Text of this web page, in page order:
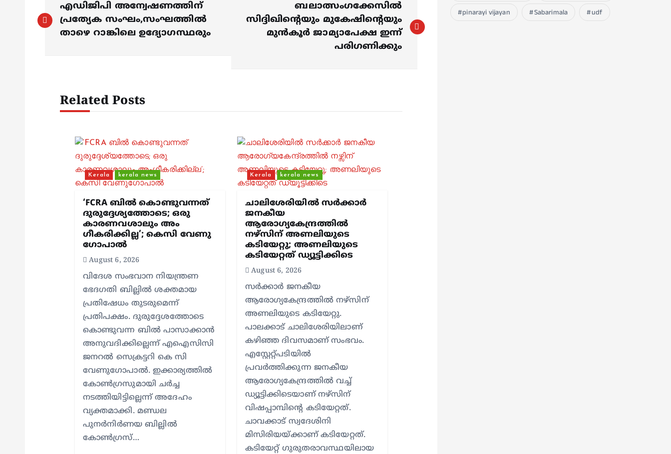
o
എഡിജിപി അന്വേഷണത്തിന്
പ്രത്യേക സംഘം,സംഘത്തിൽ
താഴെ റാങ്കിലെ ഉദ്യോഗസ്ഥരും
ബലാത്സംഗക്കേസിൽ
സിദ്ദിഖിന്റെയും മുകേഷിന്റെയും
മുന്‍കൂര്‍ ജാമ്യാപേക്ഷ ഇന്ന്
പരിഗണിക്കും
Related Posts
Kerala kerala news
‘FCRA ബിൽ കൊണ്ടുവന്നത്
ദുരുദ്ദേശ്യത്തോടെ; ഒരു
കാരണവശാലും അം​
ഗീകരിക്കില്ല’; കെസി വേണു​
ഗോപാൽ
August 6, 2026
വിദേശ സംഭവാന നിയന്ത്രണ
ഭേദഗതി ബില്ലിൽ ശക്തമായ
പ്രതിഷേധം തുടരുമെന്ന്
പ്രതിപക്ഷം. ദുരുദ്ദേശത്തോടെ
കൊണ്ടുവന്ന ബിൽ പാസാക്കാൻ
അനുവദിക്കില്ലെന്ന് എഐസിസി
ജനറൽ സെക്രട്ടറി കെ സി
വേണുഗോപാൽ. ഇക്കാര്യത്തിൽ
കോൺഗ്രസുമായി ചർച്ച
നടത്തിയിട്ടില്ലെന്ന് അദേഹം
വ്യക്തമാക്കി. മണ്ഡല
പുനർനിർണയ ബില്ലിൽ
കോൺഗ്രസ്…
Kerala kerala news
ചാലിശേരിയില്‍ സര്‍ക്കാര്‍
ജനകീയ
ആരോഗ്യകേന്ദ്രത്തില്‍
നഴ്സിന് അണലിയുടെ
കടിയേറ്റു; അണലിയുടെ
കടിയേറ്റത് ഡ്യൂട്ടിക്കിടെ
August 6, 2026
സര്‍ക്കാര്‍ ജനകീയ
ആരോഗ്യകേന്ദ്രത്തില്‍ നഴ്സിന്
അണലിയുടെ കടിയേറ്റു.
പാലക്കാട് ചാലിശേരിയിലാണ്
കഴിഞ്ഞ ദിവസമാണ് സംഭവം.
എസ്റ്റേറ്റ്പടിയില്‍
പ്രവര്‍ത്തിക്കുന്ന ജനകീയ
ആരോഗ്യകേന്ദ്രത്തില്‍ വച്ച്
ഡ്യൂട്ടിക്കിടെയാണ് നഴ്സിന്
വിഷപ്പാമ്പിന്റെ കടിയേറ്റത്.
ചാവക്കാട് സ്വദേശിനി
മിസിരിയയ്ക്കാണ് കടിയേറ്റത്.
കടിയേറ്റ് ഗുരുതരാവസ്ഥയിലായ
pinarayi vijayan
Sabarimala udf